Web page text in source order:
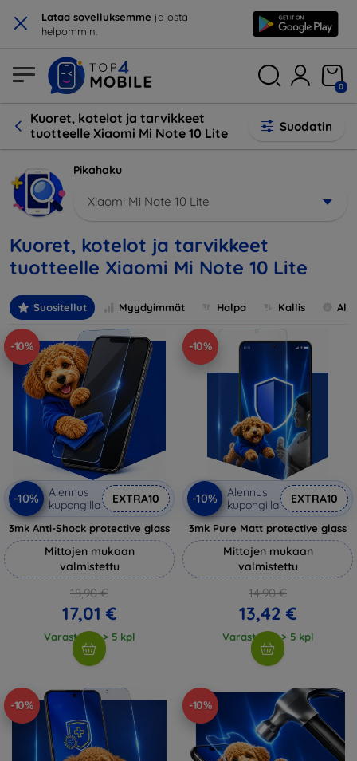
× Lataa sovelluksemme ja osta
helpommin.
0
Kuoret, kotelot ja tarvikkeet
tuotteelle Xiaomi Mi Note 10 Lite
Suodatin
Pikahaku
Xiaomi Mi Note 10 Lite
Kuoret, kotelot ja tarvikkeet
tuotteelle Xiaomi Mi Note 10 Lite
Suositellut Myydyimmät Halpa Kallis
-10%
-10%
Alennus
kupongilla
EXTRA10
3mk Anti-Shock protective glass
Mittojen mukaan
valmistettu
18,90 €
17,01 €
Varastossa > 5 kpl
-10%
-10%
Alennus
kupongilla
EXTRA10
3mk Pure Matt protective glass
Mittojen mukaan
valmistettu
14,90 €
13,42 €
Varastossa > 5 kpl
-10% -10%